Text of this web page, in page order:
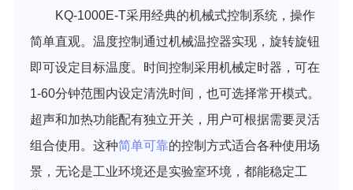
KQ-1000E-T采用经典的机械式控制系统，操作
简单直观。温度控制通过机械温控器实现，旋转旋钮
即可设定目标温度。时间控制采用机械定时器，可在
1-60分钟范围内设定清洗时间，也可选择常开模式。
超声和加热功能配有独立开关，用户可根据需要灵活
组合使用。这种简单可靠的控制方式适合各种使用场
景，无论是工业环境还是实验室环境，都能稳定工